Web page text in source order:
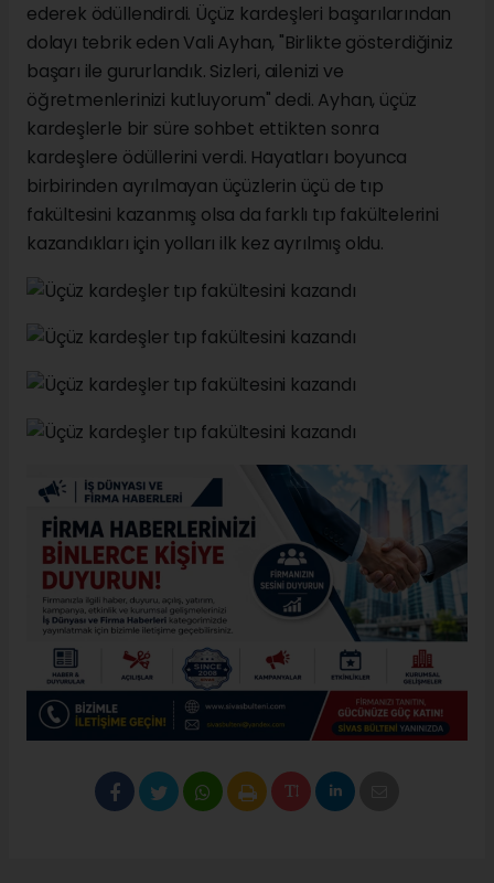
ederek ödüllendirdi. Üçüz kardeşleri başarılarından
dolayı tebrik eden Vali Ayhan, "Birlikte gösterdiğiniz
başarı ile gururlandık. Sizleri, ailenizi ve
öğretmenlerinizi kutluyorum" dedi. Ayhan, üçüz
kardeşlerle bir süre sohbet ettikten sonra
kardeşlere ödüllerini verdi. Hayatları boyunca
birbirinden ayrılmayan üçüzlerin üçü de tıp
fakültesini kazanmış olsa da farklı tıp fakültelerini
kazandıkları için yolları ilk kez ayrılmış oldu.